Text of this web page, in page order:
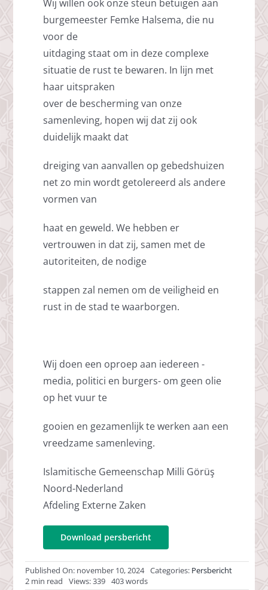
Wij willen ook onze steun betuigen aan
burgemeester Femke Halsema, die nu
voor de
uitdaging staat om in deze complexe
situatie de rust te bewaren. In lijn met
haar uitspraken
over de bescherming van onze
samenleving, hopen wij dat zij ook
duidelijk maakt dat
dreiging van aanvallen op gebedshuizen
net zo min wordt getolereerd als andere
vormen van
haat en geweld. We hebben er
vertrouwen in dat zij, samen met de
autoriteiten, de nodige
stappen zal nemen om de veiligheid en
rust in de stad te waarborgen.
Wij doen een oproep aan iedereen -
media, politici en burgers- om geen olie
op het vuur te
gooien en gezamenlijk te werken aan een
vreedzame samenleving.
Islamitische Gemeenschap Milli Görüş
Noord-Nederland
Afdeling Externe Zaken
Download persbericht
Published On: november 10, 2024 Categories: Persbericht
2 min read
Views: 339 403 words